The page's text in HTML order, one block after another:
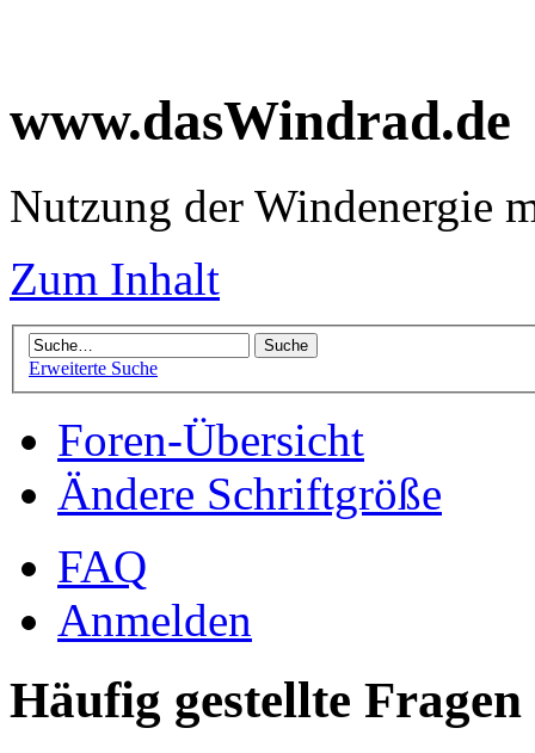
www.dasWindrad.de
Nutzung der Windenergie
Zum Inhalt
Erweiterte Suche
Foren-Übersicht
Ändere Schriftgröße
FAQ
Anmelden
Häufig gestellte Fragen